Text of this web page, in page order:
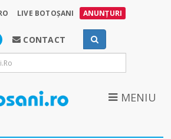
LIVE BOTOȘANI ANUNȚURI
CONTACT
MENIU